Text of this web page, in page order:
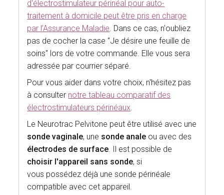
d'électrostimulateur périnéal pour auto-
traitement à domicile peut être pris en charge
par l’Assurance Maladie. Dans ce cas, n'oubliez
pas de cocher la case "Je désire une feuille de
soins" lors de votre commande. Elle vous sera
adressée par courrier séparé.
Pour vous aider dans votre choix, n'hésitez pas
à consulter notre tableau comparatif des
électrostimulateurs périnéaux.
Le Neurotrac Pelvitone peut être utilisé avec une
sonde vaginale, une sonde anale ou avec des
électrodes de surface. Il est possible de
choisir l'appareil sans sonde, si
vous possédez déjà une sonde périnéale
compatible avec cet appareil.